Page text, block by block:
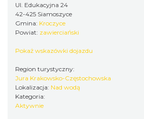
Ul. Edukacyjna 24
42-425 Siamoszyce
Gmina: Kroczyce
Powiat: zawierciański
Pokaż wskazówki dojazdu
Region turystyczny:
Jura Krakowsko-Częstochowska
Lokalizacja: Nad wodą
Kategoria:
Aktywnie